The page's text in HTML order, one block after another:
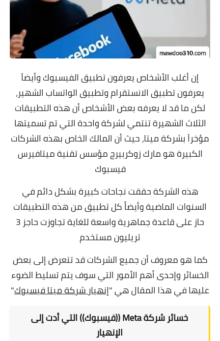
إن أغلب الأشخاص يعرفون تطبيق الفيسبوك وأيضاَ
يعرفون تطبيق الانستقرام وتطبيق الواتساب الشهير،
لكن ما قد لا يعرفه بعض الأشخاص أن هذه التطبيقات
الثلاث الشهيرة تنتمي لشركة واحدة التي تم تسميتها
مؤخراَ بشركة ميتا، حيث أن المالك الخاص بهذه الشركات
الكبيرة هو مارك زوكربيرج مؤسس تقنية ميتافيرس
فيسبوك
هذه الشركة حققت نجاحات كبيرة بشكل دائم في
السنوات الماضية وأيضاً كل تطبيق من هذه التطبيقات
حاز على قاعدة جماهرية واسعة للغاية تجاوزت حاجز 3
تريليون مستخدم
كما هو معروف أن جميع الشركات قد تتعرض إلى بعض
الخسائر وإحدى أهم الأمور التي سوف يتم تسليط الضوء
عليها في هذا المقال هي "إنهيار شركة ميتا فيسبوك"
خسائر شركة Meta ((فيسبوك)) التي أدت إلى
الإنهيار